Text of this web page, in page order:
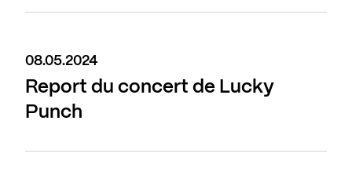
08.05.2024
Report du concert de Lucky
Punch